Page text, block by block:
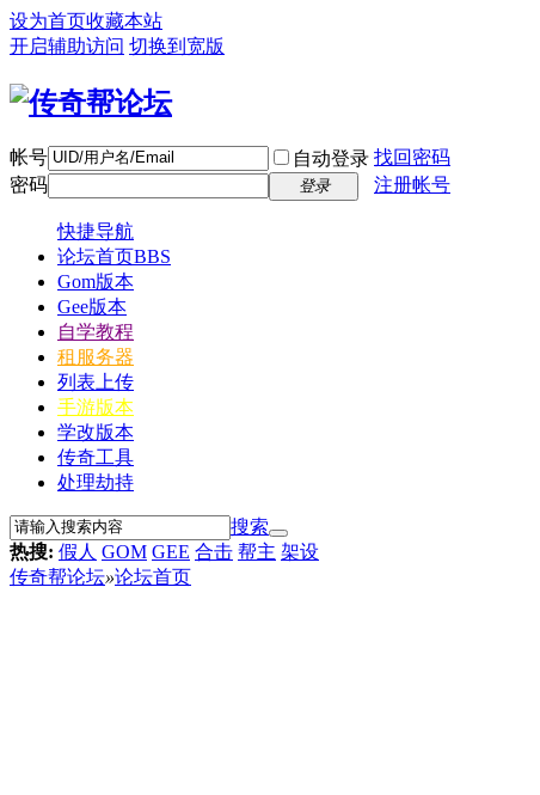
设为首页收藏本站
开启辅助访问 切换到宽版
帐号 自动登录 找回密码
密码
登录 注册帐号
快捷导航
论坛首页BBS
Gom版本
Gee版本
自学教程
租服务器
列表上传
手游版本
学改版本
传奇工具
处理劫持
搜索
热搜: 假人 GOM GEE 合击 帮主 架设
传奇帮论坛»论坛首页